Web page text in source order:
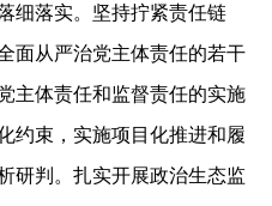
细落实。坚持拧紧责任链
面从严治党主体责任的若干
主体责任和监督责任的实施
约束，实施项目化推进和履
研判。扎实开展政治生态监